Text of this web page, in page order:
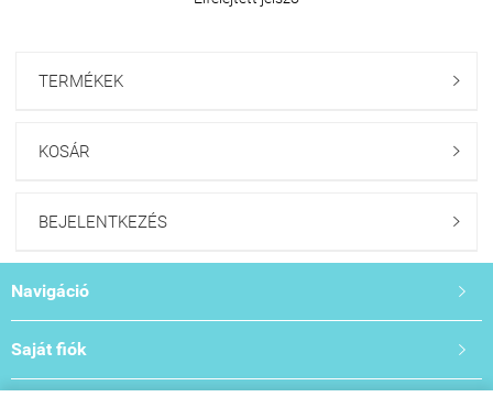
TERMÉKEK 
KOSÁR 
BEJELENTKEZÉS 
Navigáció 
Saját fiók 